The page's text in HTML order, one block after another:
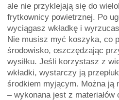
ale nie przyklejają się do
frytkownicy powietrznej. Po
wyciągasz wkładkę i
Nie musisz myć koszyka, co
środowisko, oszczędzając
wysiłku. Jeśli korzystasz z
wkładki, wystarczy ją
środkiem myjącym. Można ją
– wykonana jest z materiałów